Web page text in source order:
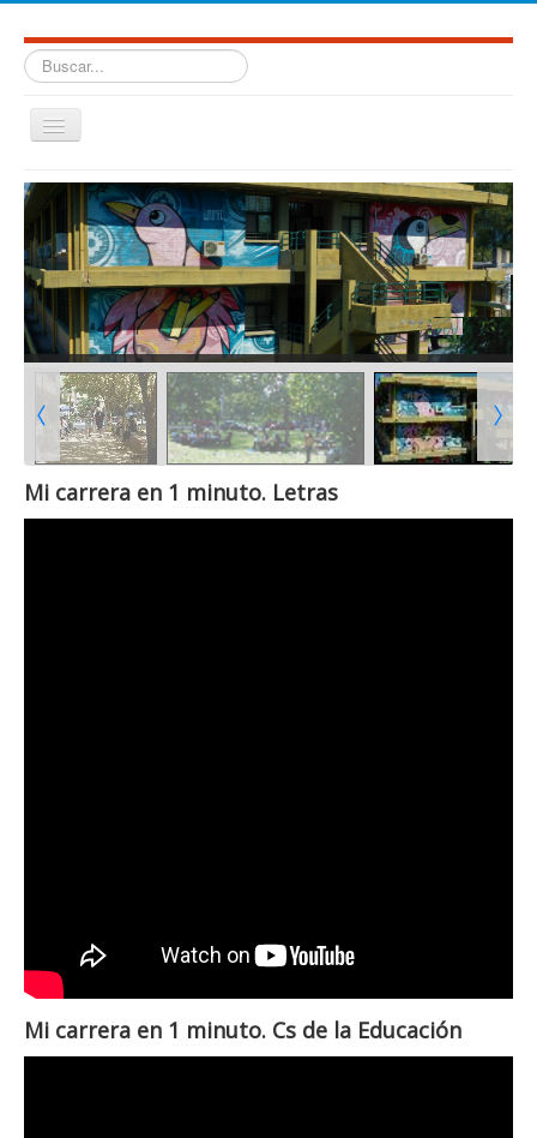
Buscar...
Cambiar
navegación
≡
Facultad de Humanidades. Universidad Nacional de Salta.
Mi carrera en 1 minuto. Letras
Mi carrera en 1 minuto. Cs de la Educación